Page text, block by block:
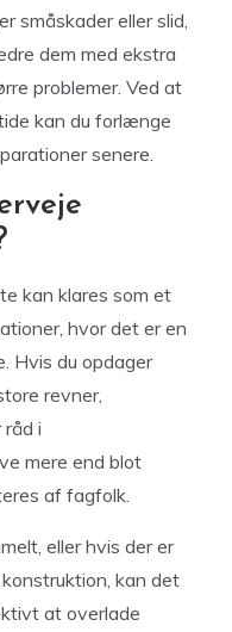
småskader eller slid,
dem med ekstra
problemer. Ved at
kan du forlænge
senere.
kan klares som et
hvor det er en
Hvis du opdager
revner,
i
mere end blot
af fagfolk.
eller hvis der er
kan det
at overlade